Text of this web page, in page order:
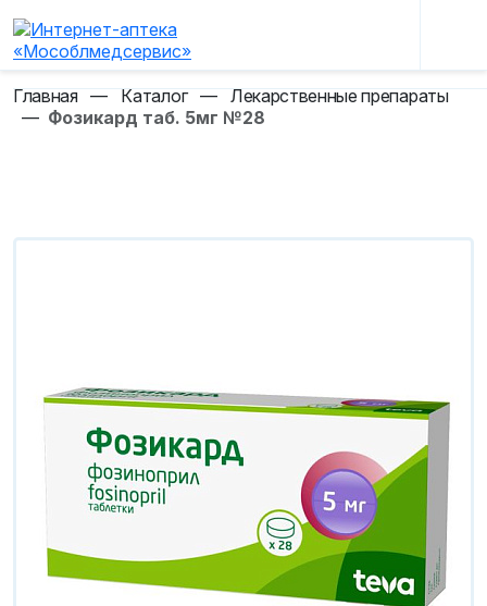
Главная — Каталог — Лекарственные препараты
— Фозикард таб. 5мг №28